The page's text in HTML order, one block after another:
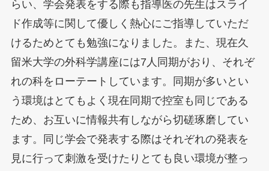
らい、学会発表をする際も指導医の先生はスライ
ド作成等に関して優しく熱心にご指導していただ
けるためとても勉強になりました。また、現在久
留米大学の外科学講座には7人同期がおり、それぞ
れの科をローテートしています。同期が多いとい
う環境はとてもよく現在同期で控室も同じである
ため、お互いに情報共有しながら切磋琢磨してい
ます。同じ学会で発表する際はそれぞれの発表を
見に行って刺激を受けたりとても良い環境が整っ